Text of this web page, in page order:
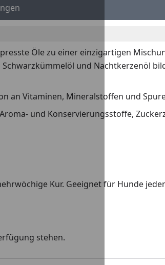
Öle zu einer einzigartigen
und Nachtkerzenöl
an Vitaminen, Mineralstoffen und
und Konservierungsstoffe,
Kur. Geeignet für Hunde
stehen.